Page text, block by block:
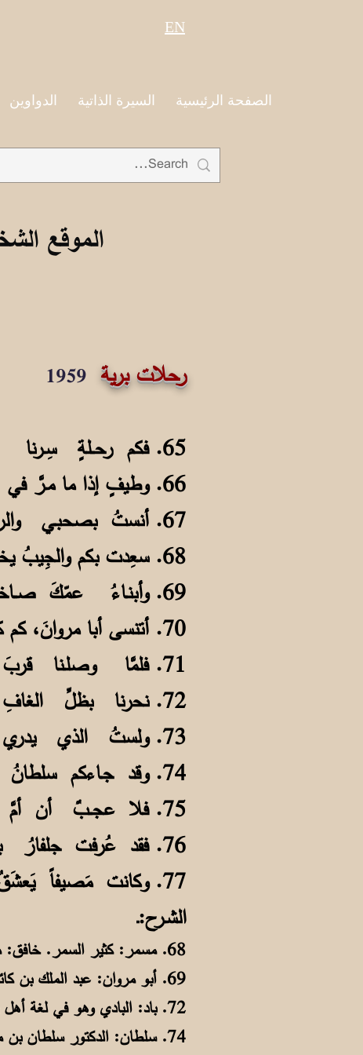
EN
الصفحة الرئيسية السيرة الذاتية الدواوين
الموقع
رحلات برية 1959
65. فكم رحــلةٍ سِـرنا ببرٍّ ورمـلةٍ
66. وطيفٍ إذا ما مـرَّ في العقلِ صدتُهُ
67. أنستُ بصحبـي والرفـاقِ بموطني
68. سعِدت بكم والجِيبُ يختضُّ في الفلا
69. وأبنـاءُ عمّكَ صــاخبينَ برمسةٍ
70. أتنسى أبا مروانَ، كم كنتَ صاخباً؟
71. فلمَّا وصلـنا قربَ بئـرٍ وغــافةٍ
72. نحرنا بظلِّ الغافِ تـيساً لــوجبةٍ
73. ولستُ الذي يدري حـقيقةَ جُـرمِهِ
74. وقد جـاءكم سلطانُ ضيـفاً عليكمُ
75. فلا عجــبٌ أن أمَّ داريَ مــثلُهُ
76. فقد عُرفت جلفارُ بالمـاءِ والـهوا
77. وكانت مَصيفاً يَعشَقُ الـناسُ ظلَّها
الشـرح:ـ
68. مسمر: كثير السمر. خافق: مضطرب.
69. أبو مروان: عبد الملك بن كائد بن محمد.
72. باد: البادي وهو في لغة أهل رأس الخيمة المستقر في الجبال، بينما البدوي هو المتنقل في الصحراء.
74. سلطان: الدكتور سلطان بن محمد بن صقر بن خالد، حاكم الشارقة الحالي.